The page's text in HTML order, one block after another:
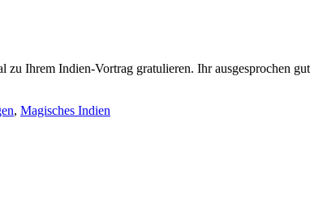
Ihrem Indien-Vortrag gratulieren. Ihr ausgesprochen
, Magisches Indien